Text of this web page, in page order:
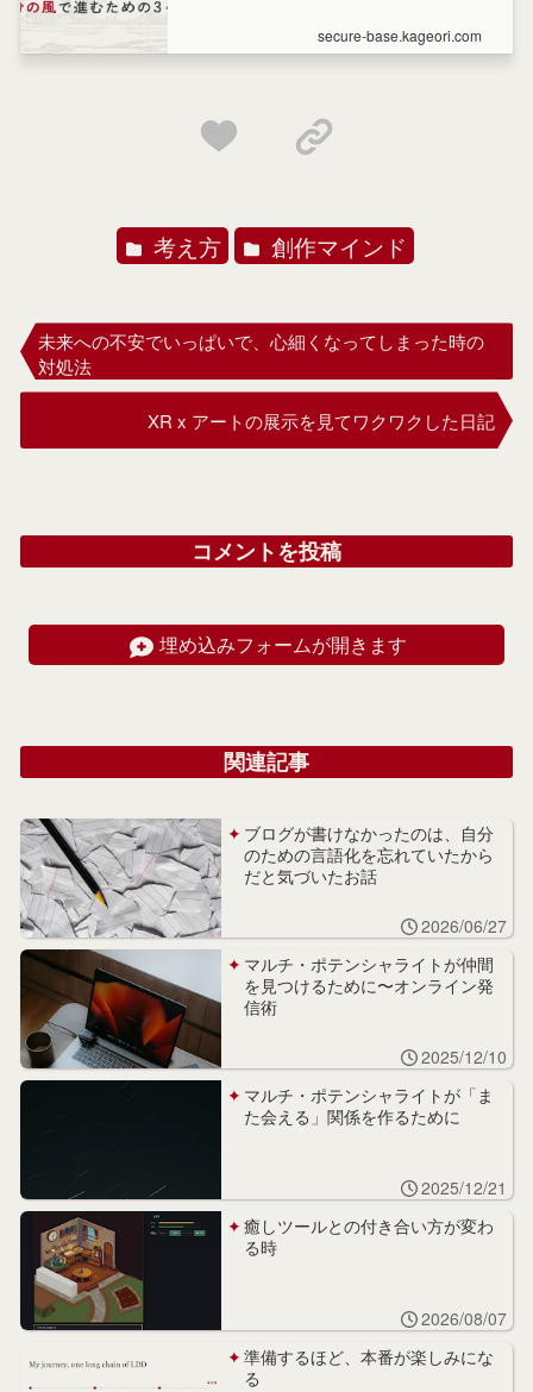
にするための思考法をお伝えする、3ヶ月の
コースです。
secure-base.kageori.com
考え方 創作マインド
未来への不安でいっぱいで、心細くなってしまった時の
対処法
XR x アートの展示を見てワクワクした日記
コメントを投稿
埋め込みフォームが開きます
関連記事
ブログが書けなかったのは、自分
のための言語化を忘れていたから
だと気づいたお話
2026/06/27
マルチ・ポテンシャライトが仲間
を見つけるために〜オンライン発
信術
2025/12/10
マルチ・ポテンシャライトが「ま
た会える」関係を作るために
2025/12/21
癒しツールとの付き合い方が変わ
る時
2026/08/07
準備するほど、本番が楽しみにな
る